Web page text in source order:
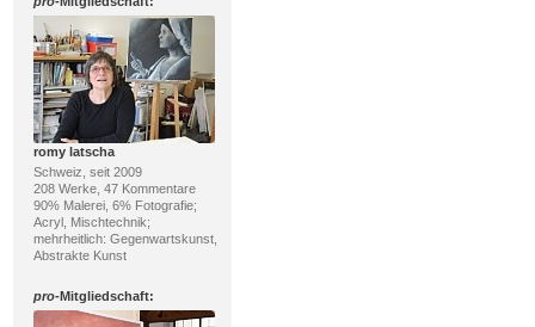
romy latscha
Schweiz, seit 2009
208 Werke, 47 Kommentare
90% Malerei, 6% Fotografie;
Acryl, Mischtechnik;
mehrheitlich: Gegenwartskunst,
Abstrakte Kunst
pro-Mitgliedschaft: